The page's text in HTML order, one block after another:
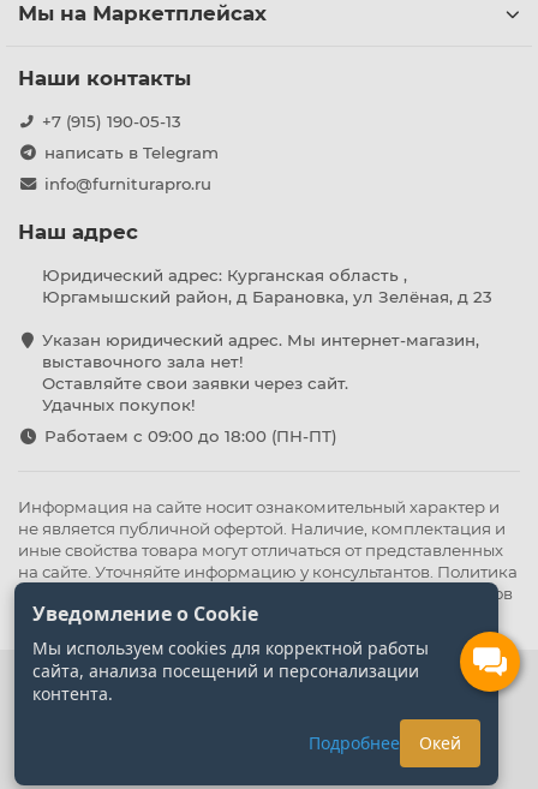
Мы на Маркетплейсах
Наши контакты
+7 (915) 190-05-13
написать в Telegram
info@furniturapro.ru
Наш адрес
Юридический адрес: Курганская область ,
Юргамышский район, д Барановка, ул Зелёная, д 23
Указан юридический адрес. Мы интернет-магазин,
выставочного зала нет!
Оставляйте свои заявки через сайт.
Удачных покупок!
Работаем с 09:00 до 18:00 (ПН-ПТ)
Информация на сайте носит ознакомительный характер и
не является публичной офертой. Наличие, комплектация и
иные свойства товара могут отличаться от представленных
на сайте. Уточняйте информацию у консультантов. Политика
Политика обработки файлов
cookie
Уведомление о Cookie
Мы используем cookies для корректной работы
сайта, анализа посещений и персонализации
контента.
Подробнее Окей